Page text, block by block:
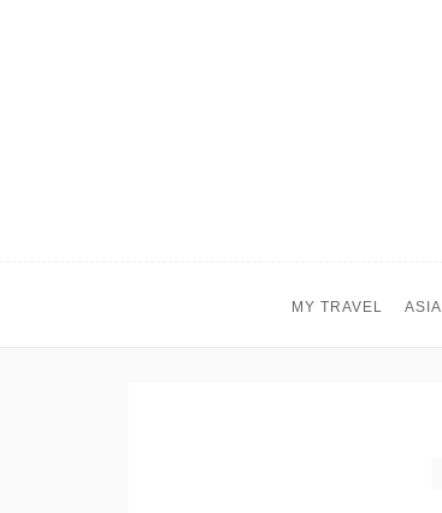
MY TRAVEL ASIA